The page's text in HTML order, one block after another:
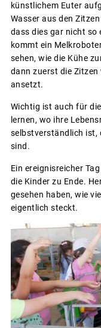
künstlichem Euter
Wasser aus den
dass dies gar nicht so
kommt ein
sehen, wie die Kühe
dann zuerst die
ansetzt.
Wichtig ist auch für
lernen, wo ihre
selbstverständlich ist,
sind.
Ein ereignisreicher
die Kinder zu Ende.
gesehen haben, wie
eigentlich steckt.